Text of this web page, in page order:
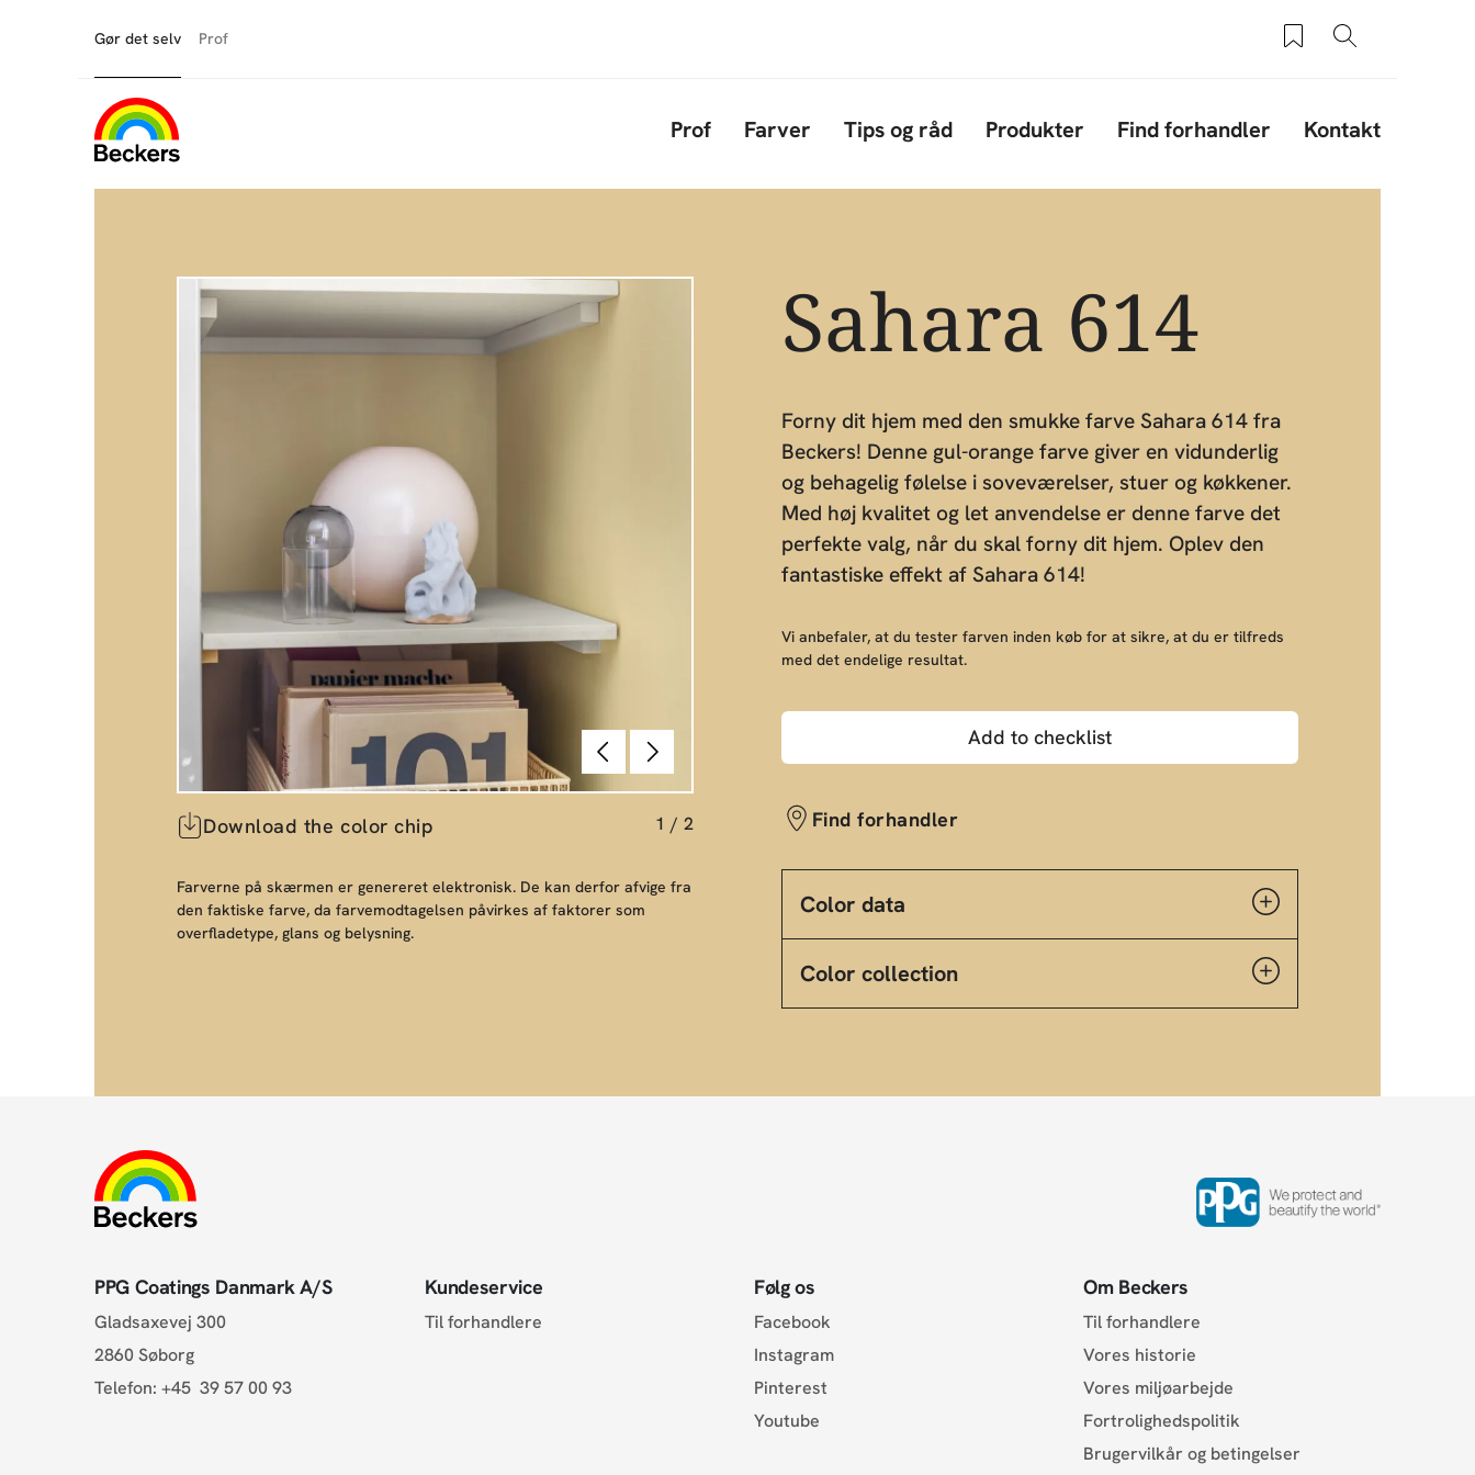
Gør det selv Prof Saved products
Søg
Prof Farver Tips og råd Produkter Find forhandler Kontakt
Sahara 614
ForrigeNæste
Download the color chip 1 / 2
Farverne på skærmen er genereret elektronisk. De kan derfor afvige fra
den faktiske farve, da farvemodtagelsen påvirkes af faktorer som
overfladetype, glans og belysning.
Forny dit hjem med den smukke farve Sahara 614 fra
Beckers! Denne gul-orange farve giver en vidunderlig
og behagelig følelse i soveværelser, stuer og køkkener.
Med høj kvalitet og let anvendelse er denne farve det
perfekte valg, når du skal forny dit hjem. Oplev den
fantastiske effekt af Sahara 614!
Vi anbefaler, at du tester farven inden køb for at sikre, at du er tilfreds
med det endelige resultat.
Add to checklist
Find forhandler
Color data
Color collection
PPG Coatings Danmark A/S
Gladsaxevej 300
2860 Søborg
Telefon:+45 39 57 00 93
Kundeservice
Til forhandlere
Følg os
Facebook
Instagram
Pinterest
Youtube
Om Beckers
Til forhandlere
Vores historie
Vores miljøarbejde
Fortrolighedspolitik
Brugervilkår og betingelser